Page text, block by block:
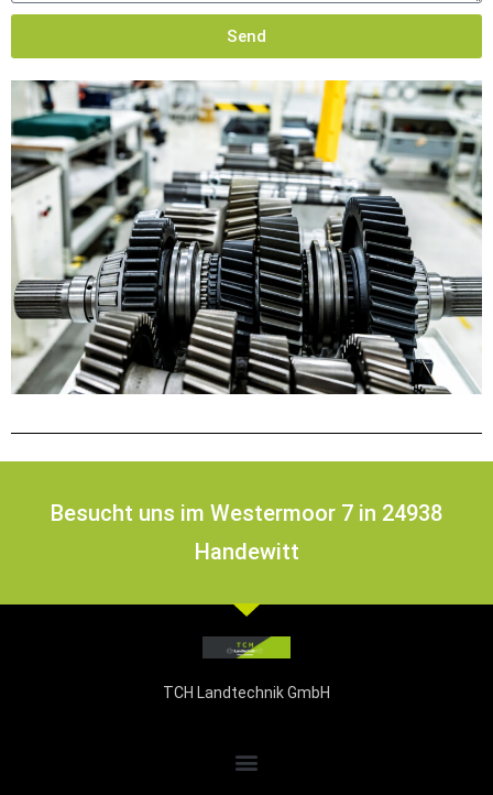
Send
Besucht uns im Westermoor 7 in 24938
Handewitt
TCH Landtechnik GmbH